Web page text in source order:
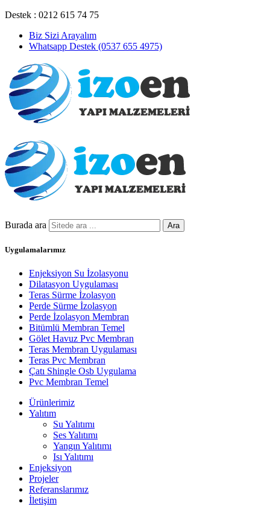
Destek : 0212 615 74 75
Biz Sizi Arayalım
Whatsapp Destek (0537 655 4975)
Burada ara Ara
Uygulamalarımız
Enjeksiyon Su İzolasyonu
Dilatasyon Uygulaması
Teras Sürme İzolasyon
Perde Sürme İzolasyon
Perde İzolasyon Membran
Bitümlü Membran Temel
Gölet Havuz Pvc Membran
Teras Membran Uygulaması
Teras Pvc Membran
Çatı Shingle Osb Uygulama
Pvc Membran Temel
Ürünlerimiz
Yalıtım
Su Yalıtımı
Ses Yalıtımı
Yangın Yalıtımı
Isı Yalıtımı
Enjeksiyon
Projeler
Referanslarımız
İletişim